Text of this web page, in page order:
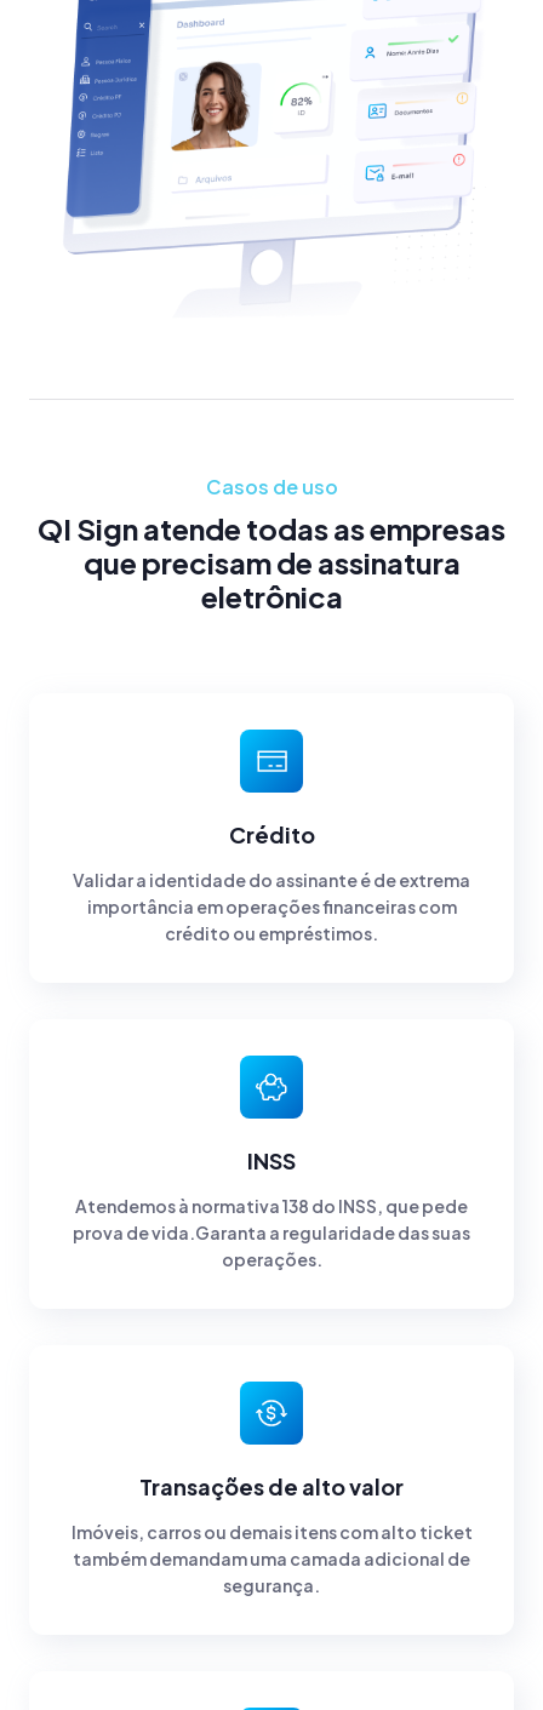
Casos de uso
QI Sign atende todas as empresas
que precisam de assinatura
eletrônica
Crédito
Validar a identidade do assinante é de extrema
importância em operações financeiras com
crédito ou empréstimos.
INSS
Atendemos à normativa 138 do INSS, que pede
prova de vida.Garanta a regularidade das suas
operações.
Transações de alto valor
Imóveis, carros ou demais itens com alto ticket
também demandam uma camada adicional de
segurança.